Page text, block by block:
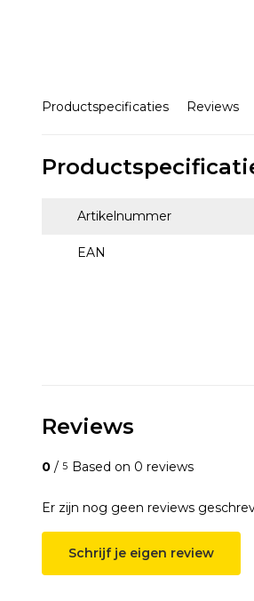
Productspecificaties Reviews
Artikelnummer
EAN
Reviews
0 / 5 Based on 0 reviews
Er zijn nog geen reviews
Schrijf je eigen review